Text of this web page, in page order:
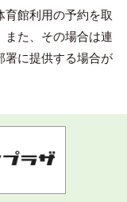
館利用の予約を取
また、その場合は連
署に提供する場合が